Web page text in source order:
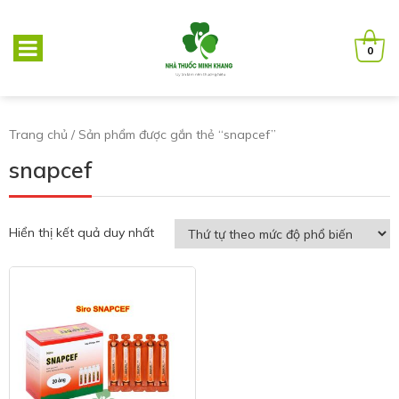
0
Trang chủ / Sản phẩm được gắn thẻ “snapcef”
snapcef
Hiển thị kết quả duy nhất